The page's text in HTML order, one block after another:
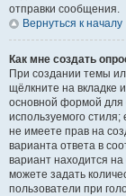
отправки сообщения.
Вернуться к началу
Как мне создать
При создании темы
щёлкните на вкладке
основной формой для
используемого
не имеете прав на
варианта ответа в
вариант находится на
можете задать
пользователи при